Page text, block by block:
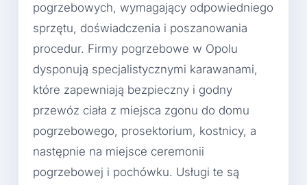
pogrzebowych, wymagający odpowiedniego
sprzętu, doświadczenia i poszanowania
procedur. Firmy pogrzebowe w Opolu
dysponują specjalistycznymi karawanami,
które zapewniają bezpieczny i godny
przewóz ciała z miejsca zgonu do domu
pogrzebowego, prosektorium, kostnicy, a
następnie na miejsce ceremonii
pogrzebowej i pochówku. Usługi te są